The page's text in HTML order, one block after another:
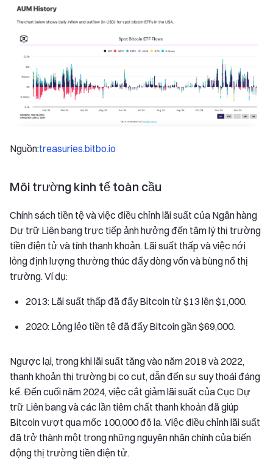
Nguồn:treasuries.bitbo.io
Môi trường kinh tế toàn cầu
Chính sách tiền tệ và việc điều chỉnh lãi suất của Ngân hàng
Dự trữ Liên bang trực tiếp ảnh hưởng đến tâm lý thị trường
tiền điện tử và tính thanh khoản. Lãi suất thấp và việc nới
lỏng định lượng thường thúc đẩy dòng vốn và bùng nổ thị
trường. Ví dụ:
2013: Lãi suất thấp đã đẩy Bitcoin từ $13 lên $1,000.
2020: Lỏng lẻo tiền tệ đã đẩy Bitcoin gần $69,000.
Ngược lại, trong khi lãi suất tăng vào năm 2018 và 2022,
thanh khoản thị trường bị co cụt, dẫn đến sự suy thoái đáng
kể. Đến cuối năm 2024, việc cắt giảm lãi suất của Cục Dự
trữ Liên bang và các lần tiêm chất thanh khoản đã giúp
Bitcoin vượt qua mốc 100,000 đô la. Việc điều chỉnh lãi suất
đã trở thành một trong những nguyên nhân chính của biến
động thị trường tiền điện tử.